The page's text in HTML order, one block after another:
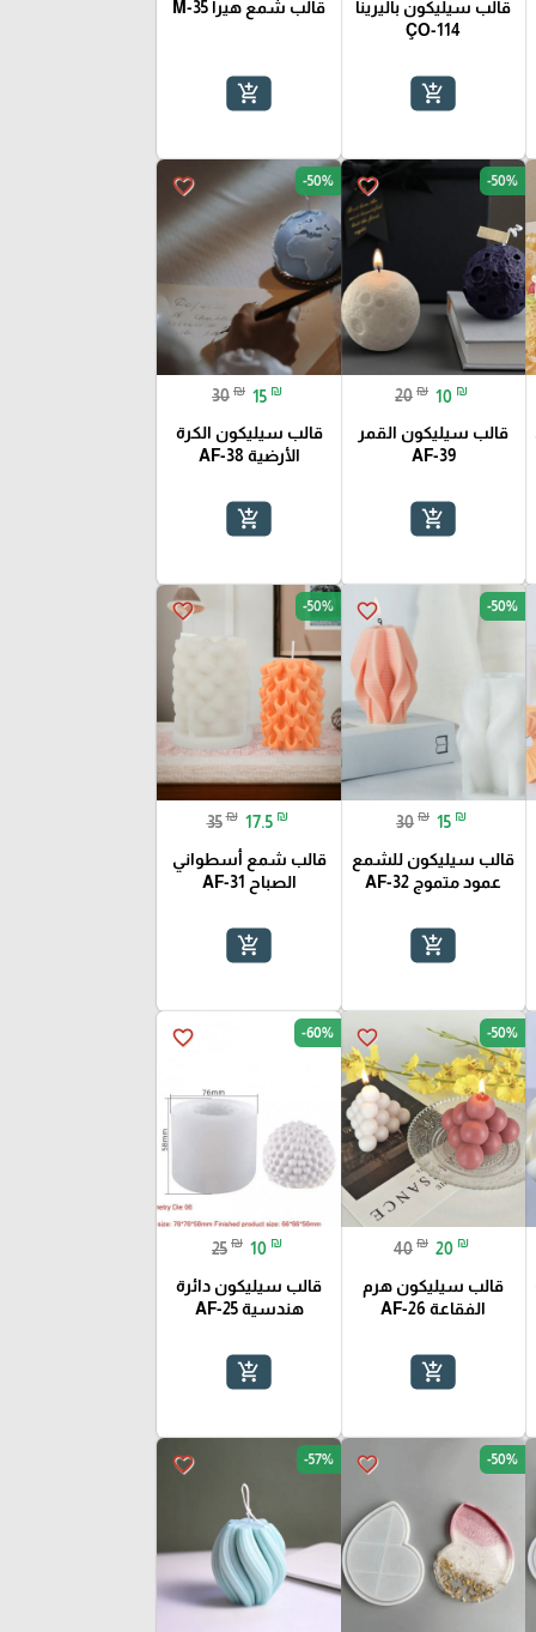
قالب سيليكون باليرينا
ÇO-114
add_shopping_cart
قالب شمع هيرا M-35
add_shopping_cart
favorite_border -50%
20 ₪ 10 ₪
قالب سيليكون القمر
AF-39
add_shopping_cart
favorite_border -50%
30 ₪ 15 ₪
قالب سيليكون الكرة
الأرضية AF-38
add_shopping_cart
favorite_border -50%
30 ₪ 15 ₪
قالب سيليكون للشمع
عمود متموج AF-32
add_shopping_cart
favorite_border -50%
35 ₪ 17.5 ₪
قالب شمع أسطواني
الصباح AF-31
add_shopping_cart
favorite_border -50%
40 ₪ 20 ₪
قالب سيليكون هرم
الفقاعة AF-26
add_shopping_cart
favorite_border -60%
25 ₪ 10 ₪
قالب سيليكون دائرة
هندسية AF-25
add_shopping_cart
favorite_border -50%
favorite_border -57%